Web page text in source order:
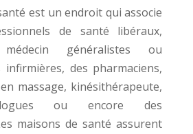
est un endroit qui associe
de santé libéraux,
généralistes ou
infirmières, des pharmaciens,
massage, kinésithérapeute,
ou encore des
maisons de santé assurent